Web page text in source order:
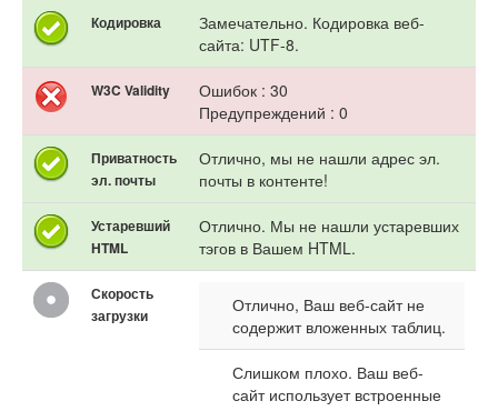
Кодировка
Замечательно. Кодировка веб-
сайта: UTF-8.
W3C Validity
Ошибок : 30
Предупреждений : 0
Приватность
эл. почты
Отлично, мы не нашли адрес эл.
почты в контенте!
Устаревший
HTML
Отлично. Мы не нашли устаревших
тэгов в Вашем HTML.
Скорость
загрузки
Отлично, Ваш веб-сайт не
содержит вложенных таблиц.
Слишком плохо. Ваш веб-
сайт использует встроенные